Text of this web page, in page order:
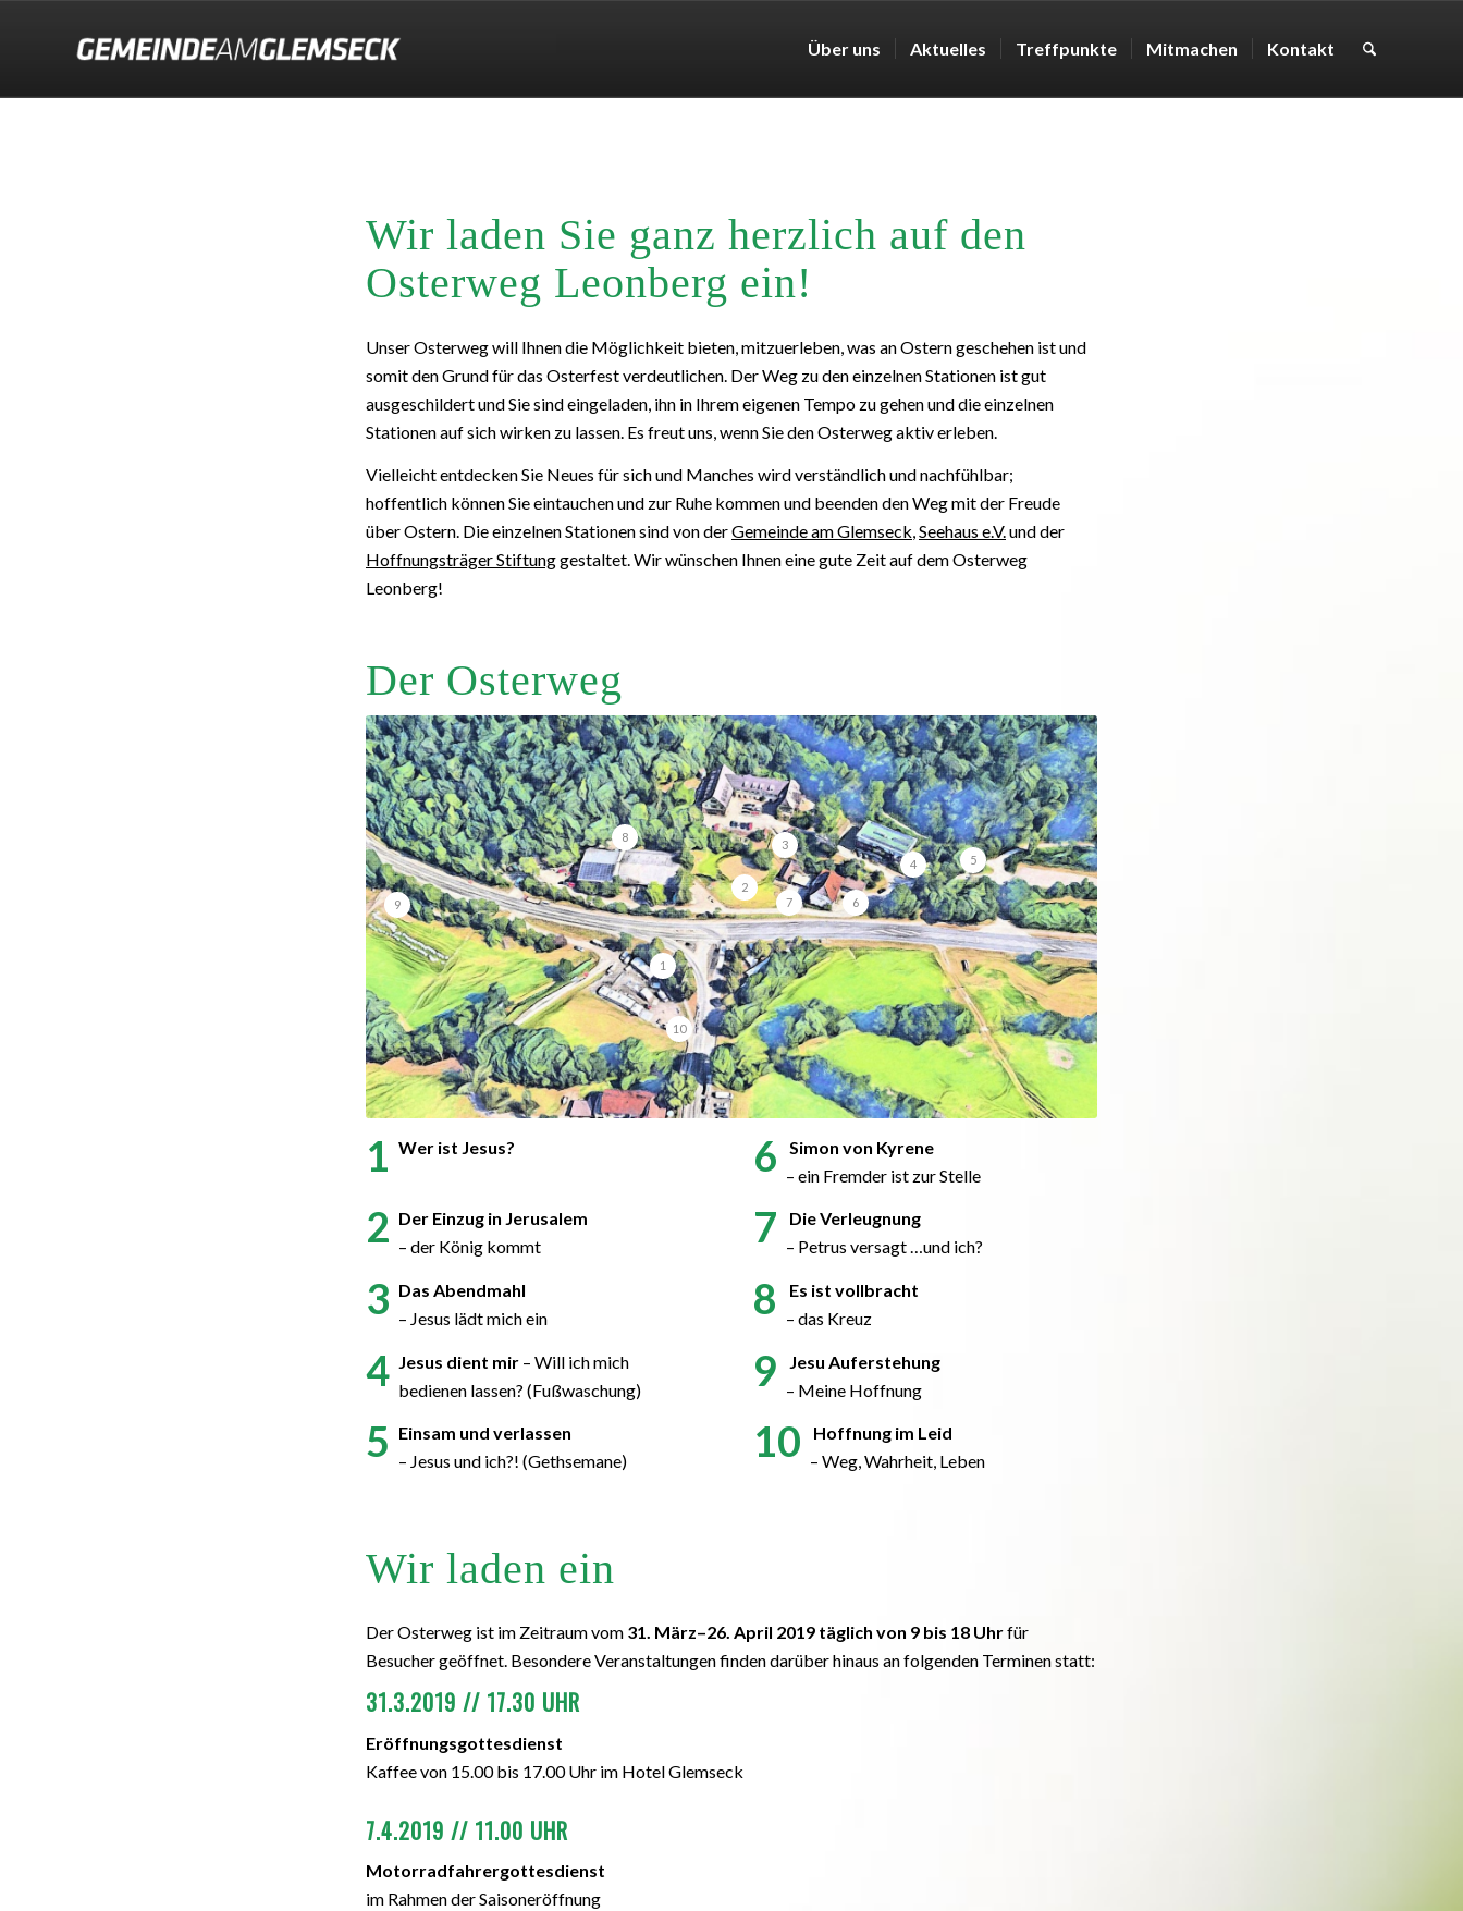
Über uns Aktuelles Treffpunkte Mitmachen Kontakt
Wir laden Sie ganz herzlich auf den
Osterweg Leonberg ein!
Unser Osterweg will Ihnen die Möglichkeit bieten, mitzuerleben, was an Ostern geschehen ist und
somit den Grund für das Osterfest verdeutlichen. Der Weg zu den einzelnen Stationen ist gut
ausgeschildert und Sie sind eingeladen, ihn in Ihrem eigenen Tempo zu gehen und die einzelnen
Stationen auf sich wirken zu lassen. Es freut uns, wenn Sie den Osterweg aktiv erleben.
Vielleicht entdecken Sie Neues für sich und Manches wird verständlich und nachfühlbar;
hoffentlich können Sie eintauchen und zur Ruhe kommen und beenden den Weg mit der Freude
über Ostern. Die einzelnen Stationen sind von derGemeinde am Glemseck,Seehaus e.V.und der
Hoffnungsträger Stiftunggestaltet. Wir wünschen Ihnen eine gute Zeit auf dem Osterweg
Leonberg!
Der Osterweg
1
2
3
4
5
6
7
8
9
10
1 Wer ist Jesus?
2 Der Einzug in Jerusalem
– der König kommt
3 Das Abendmahl
– Jesus lädt mich ein
4 Jesus dient mir – Will ich mich
bedienen lassen? (Fußwaschung)
5 Einsam und verlassen
– Jesus und ich?! (Gethsemane)
6
Simon von Kyrene
– ein Fremder ist zur Stelle
7
Die Verleugnung
– Petrus versagt …und ich?
8
Es ist vollbracht
– das Kreuz
9
Jesu Auferstehung
– Meine Hoffnung
10
Hoffnung im Leid
– Weg, Wahrheit, Leben
Wir laden ein
Der Osterweg ist im Zeitraum vom 31. März–26. April 2019 täglich von 9 bis 18 Uhrfür
Besucher geöffnet. Besondere Veranstaltungen finden darüber hinaus an folgenden Terminen statt:
31.3.2019 // 17.30 UHR
Eröffnungsgottesdienst
Kaffee von 15.00 bis 17.00 Uhr im Hotel Glemseck
7.4.2019 // 11.00 UHR
Motorradfahrergottesdienst
im Rahmen der Saisoneröffnung